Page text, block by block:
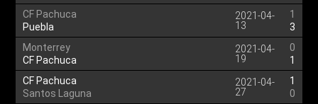
CF Pachuca
Puebla
2021-04-
13
1
3
Monterrey
CF Pachuca
2021-04-
19
0
1
CF Pachuca
Santos Laguna
2021-04-
27
1
0